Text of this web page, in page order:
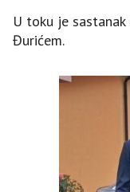
U toku je
Đurićem.